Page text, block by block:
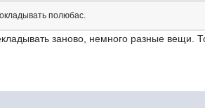
полюбас.
заново, немного разные вещи.